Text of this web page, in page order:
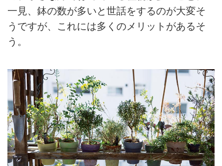
一見、鉢の数が多いと世話をするのが大変そ
うですが、これには多くのメリットがあるそ
う。